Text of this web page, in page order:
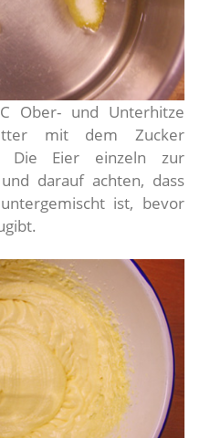
Ober- und Unterhitze
mit dem Zucker
Die Eier einzeln zur
darauf achten, dass
ist, bevor